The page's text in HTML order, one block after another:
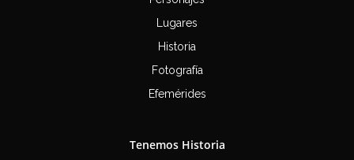
Lugares
Historia
Fotografía
Efemérides
Tenemos Historia